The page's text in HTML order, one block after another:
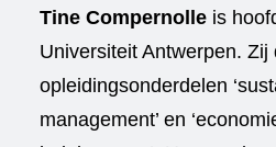
Tine Compernolle is
Universiteit Antwerpen. Zij
opleidingsonderdelen
management’ en